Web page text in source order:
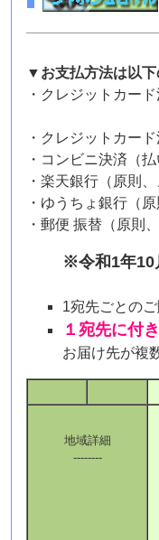
▼お支払方法は以下
・クレジットカー
・クレジットカード
・コンビニ決済（
・楽天銀行（原則
・ゆうちょ銀行（
・郵便 振替（原則
※令和1年10
1宛先ごとの
１宛先に付
お届け先が複
地域詳細
--------